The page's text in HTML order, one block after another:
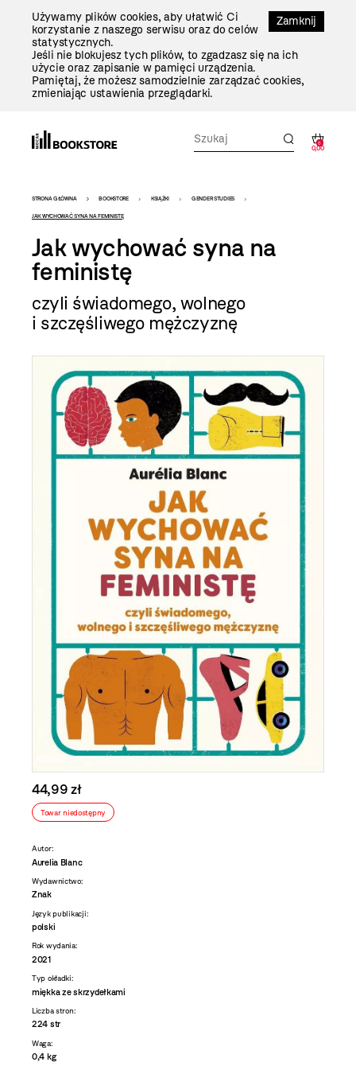
Zamknij
Używamy plików cookies, aby ułatwić Ci
korzystanie z naszego serwisu oraz do celów
statystycznych.
Jeśli nie blokujesz tych plików, to zgadzasz się na ich
użycie oraz zapisanie w pamięci urządzenia.
Pamiętaj, że możesz samodzielnie zarządzać cookies,
zmieniając ustawienia przeglądarki.
0
0,00
Bookstore
-
szablon
szczegóły
STRONA GŁÓWNA BOOKSTORE KSIĄŻKI GENDER STUDIES
JAK WYCHOWAĆ SYNA NA FEMINISTĘ
Jak wychować syna na
feministę
czyli świadomego, wolnego
i szczęśliwego mężczyznę
44,99 zł
Towar niedostępny
Autor:
Aurelia Blanc
Wydawnictwo:
Znak
Język publikacji:
polski
Rok wydania:
2021
Typ okładki:
miękka ze skrzydełkami
Liczba stron:
224 str
Waga:
0,4 kg